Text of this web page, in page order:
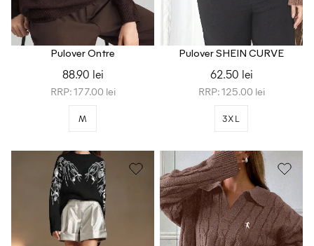
Pulover Ontre
88.90 lei
RRP: 177.00 lei
M
Pulover SHEIN CURVE
62.50 lei
RRP: 125.00 lei
3XL